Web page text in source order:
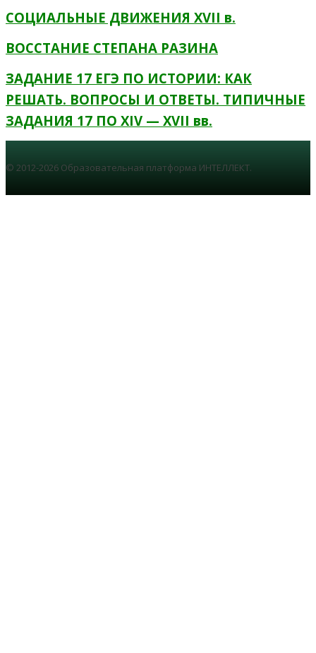
СОЦИАЛЬНЫЕ ДВИЖЕНИЯ XVII в.
ВОССТАНИЕ СТЕПАНА РАЗИНА
ЗАДАНИЕ 17 ЕГЭ ПО ИСТОРИИ: КАК
РЕШАТЬ. ВОПРОСЫ И ОТВЕТЫ. ТИПИЧНЫЕ
ЗАДАНИЯ 17 ПО XIV — XVII вв.
© 2012-2026 Образовательная платформа ИНТЕЛЛЕКТ.